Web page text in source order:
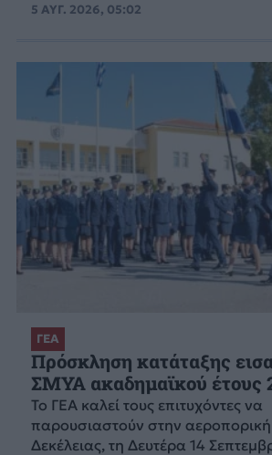
5 ΑΥΓ. 2026, 05:02
ΓΕΑ
Πρόσκληση κατάταξης
ΣΜΥΑ ακαδημαϊκού έτους
Το ΓΕΑ καλεί τους επιτυχόντες να
παρουσιαστούν στην
Δεκέλειας, τη Δευτέρα 14